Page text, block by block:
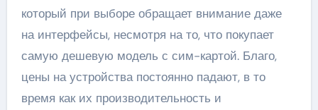
который при выборе обращает внимание даже
на интерфейсы, несмотря на то, что покупает
самую дешевую модель с сим-картой. Благо,
цены на устройства постоянно падают, в то
время как их производительность и